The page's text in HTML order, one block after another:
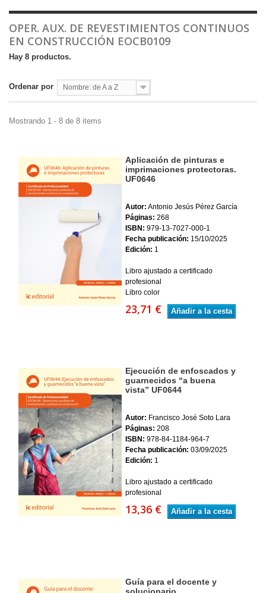
OPER. AUX. DE REVESTIMIENTOS CONTINUOS
EN CONSTRUCCIÓN EOCB0109
Hay 8 productos.
Ordenar por Nombre: de A a Z
Mostrando 1 - 8 de 8 items
Aplicación de pinturas e
imprimaciones protectoras.
UF0646
Autor: Antonio Jesús Pérez García
Páginas: 268
ISBN: 979-13-7027-000-1
Fecha publicación: 15/10/2025
Edición: 1
Libro ajustado a certificado
profesional
Libro color
23,71 € Añadir a la cesta
Ejecución de enfoscados y
guarnecidos “a buena
vista” UF0644
Autor: Francisco José Soto Lara
Páginas: 208
ISBN: 978-84-1184-964-7
Fecha publicación: 03/09/2025
Edición: 1
Libro ajustado a certificado
profesional
13,36 € Añadir a la cesta
Guía para el docente y